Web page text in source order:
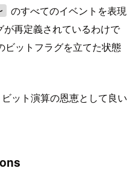
のすべてのイベントを表現
が再定義されているわけで
ビットフラグを立てた状態
ット演算の恩恵として良い